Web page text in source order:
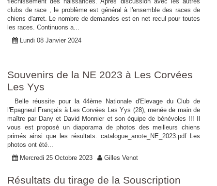
clubs de race , le problème est général à l'ensemble des races de
chiens d'arret. Le nombre de demandes est en net recul pour toutes
les races. Continuons a...
Lundi 08 Janvier 2024
Souvenirs de la NE 2023 à Les Corvées
Les Yys
Belle réussite pour la 44ème Nationale d'Elevage du Club de
l'Epagneul Français à Les Corvées Les Yys (28), menée de main de
maître par Dany et David Monnier et son équipe de bénévoles !!! Il
vous est proposé un diaporama de photos des meilleurs chiens
primés ainsi que les résultats. catalogue_anote_NE_2023.pdf Les
photos ont été...
Mercredi 25 Octobre 2023
Gilles Venot
Résultats du tirage de la Souscription